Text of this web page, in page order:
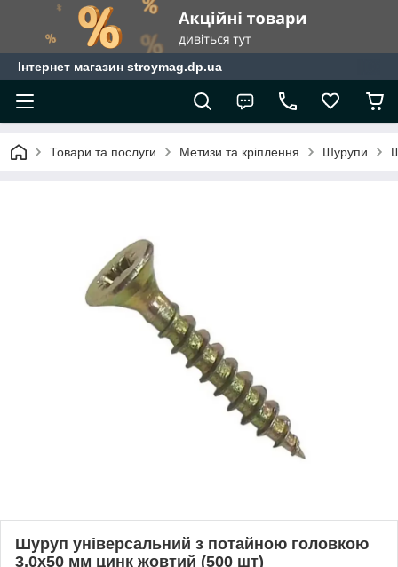
Інтернет магазин stroymag.dp.ua
Товари та послуги Метизи та кріплення Шурупи
Шуруп універсальний з потайною головкою
3,0х50 мм цинк жовтий (500 шт)